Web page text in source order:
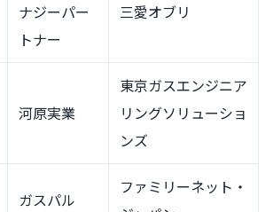
ナジーパー
トナー
三愛オブリ
河原実業
東京ガスエンジニア
リングソリューショ
ンズ
ガスパル
ファミリーネット・